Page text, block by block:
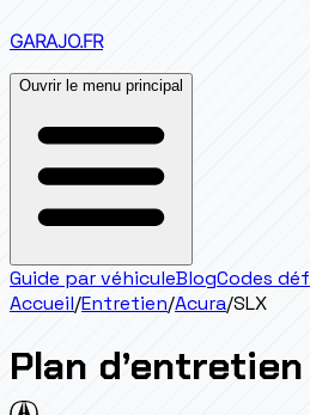
GARAJO.FR
Ouvrir le menu principal
Guide par véhiculeBlogCodes
Accueil/Entretien/Acura/SLX
Plan d’entretien